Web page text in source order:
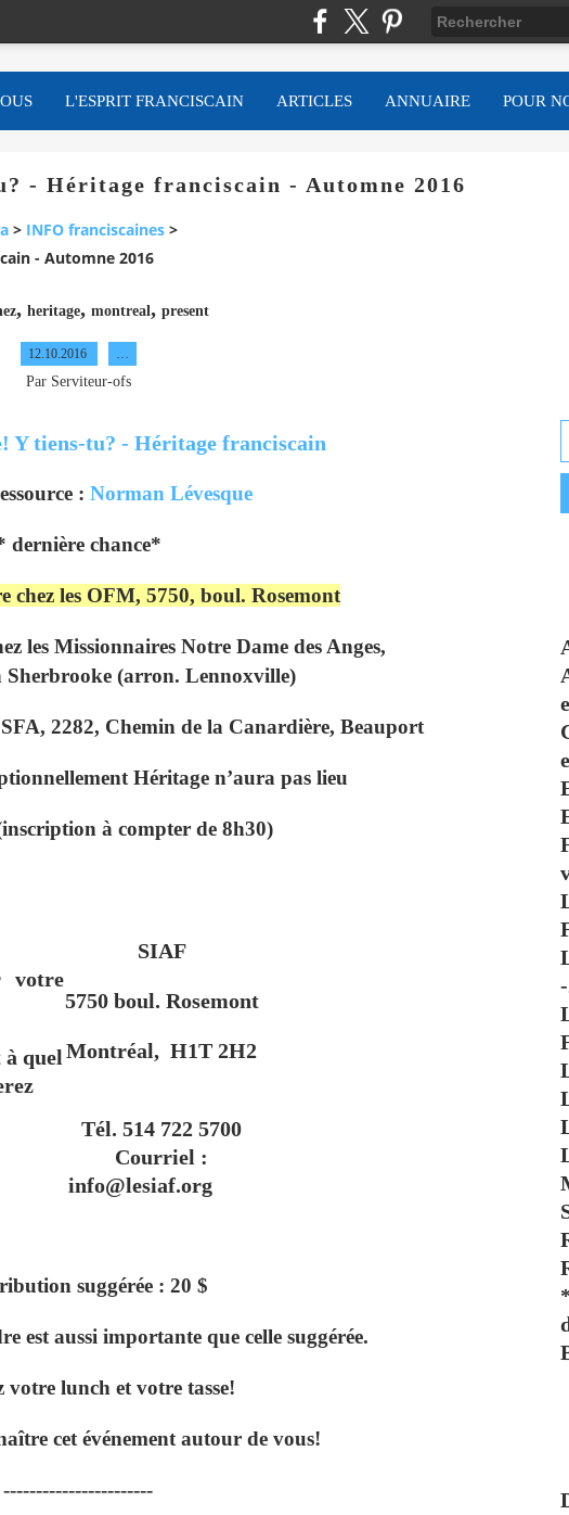
L'ESPRIT FRANCISCAIN ARTICLES ANNUAIRE POUR
- Héritage franciscain - Automne 2016
> INFO franciscaines >
- Automne 2016
, heritage, montreal , present
12.10.2016
Par Serviteur-ofs
: Norman Lévesque
dernière chance*
chez les OFM, 5750, boul. Rosemont
les Missionnaires Notre Dame des Anges,
Sherbrooke (arron. Lennoxville)
SFA, 2282, Chemin de la Canardière, Beauport
Héritage n’aura pas lieu
à compter de 8h30)
votre
quel
SIAF
5750 boul. Rosemont
Montréal, H1T 2H2
Tél. 514 722 5700
Courriel :
info@lesiaf.org
suggérée : 20 $
est aussi importante que celle suggérée.
votre lunch et votre tasse!
cet événement autour de vous!
-----------------------